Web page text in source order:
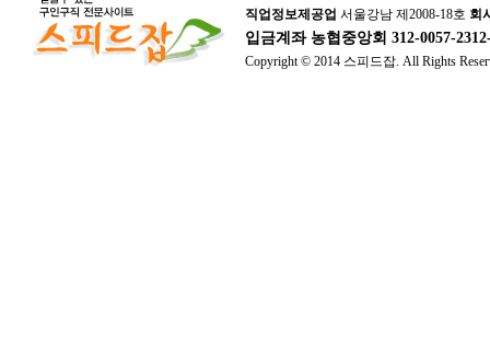
직업정보제공업 서울강남 제2008-18호 회
입금계좌 농협중앙회 312-0057-
Copyright © 2014 스피드잡. All Rights